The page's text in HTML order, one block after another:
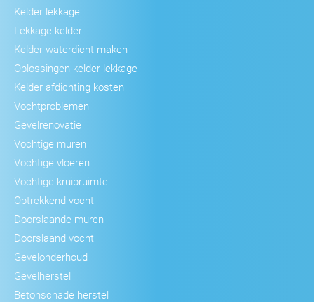
Kelder lekkage
Lekkage kelder
Kelder waterdicht maken
Oplossingen kelder lekkage
Kelder afdichting kosten
Vochtproblemen
Gevelrenovatie
Vochtige muren
Vochtige vloeren
Vochtige kruipruimte
Optrekkend vocht
Doorslaande muren
Doorslaand vocht
Gevelonderhoud
Gevelherstel
Betonschade herstel